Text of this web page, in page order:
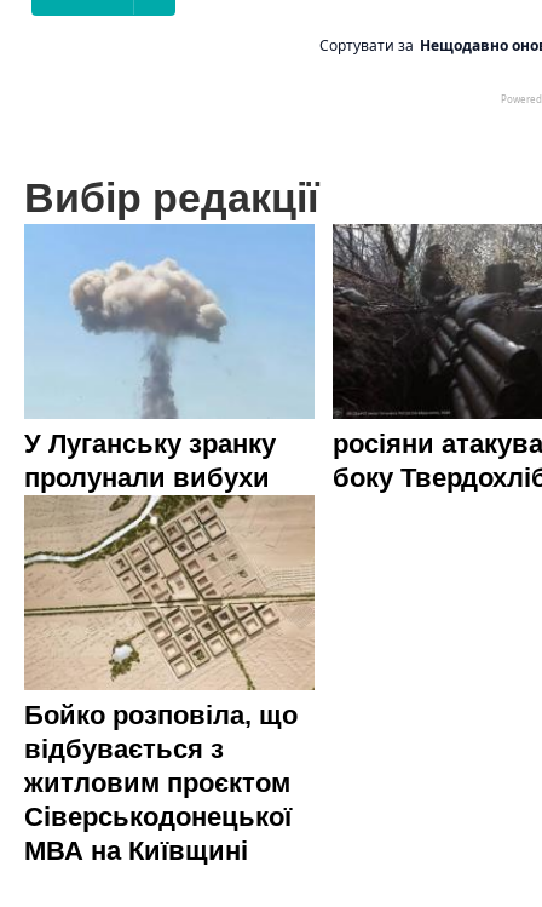
Вибір редакції
У Луганську зранку
пролунали вибухи
росіяни
боку
Бойко розповіла, що
відбувається з
житловим проєктом
Сіверськодонецької
МВА на Київщині